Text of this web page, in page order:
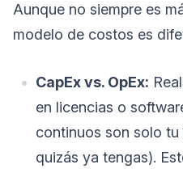
Aunque no siempre es
modelo de costos es
CapEx vs. OpEx:
en licencias o
continuos son solo
quizás ya tengas).